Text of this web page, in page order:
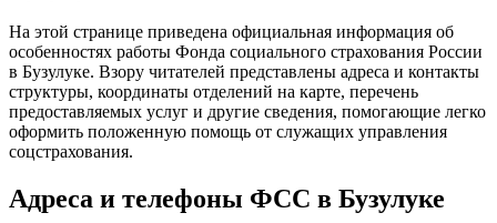
На этой странице приведена официальная информация об
особенностях работы Фонда социального страхования России
в Бузулуке. Взору читателей представлены адреса и контакты
структуры, координаты отделений на карте, перечень
предоставляемых услуг и другие сведения, помогающие легко
оформить положенную помощь от служащих управления
соцстрахования.
Адреса и телефоны ФСС в Бузулуке